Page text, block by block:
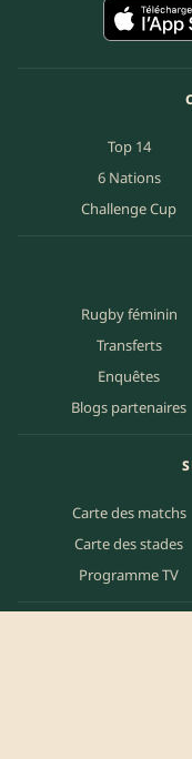
Top 14
6 Nations
Challenge Cup
Rugby féminin
Transferts
Enquêtes
Blogs partenaires
Carte des matchs
Carte des stades
Programme TV